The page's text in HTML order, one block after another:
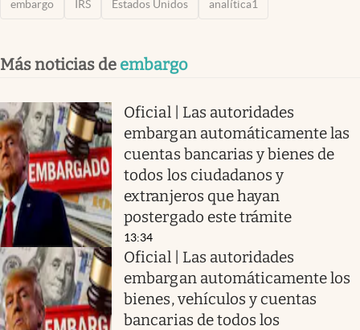
embargo IRS Estados Unidos analítica1
Más noticias de embargo
Oficial | Las autoridades
embargan automáticamente las
cuentas bancarias y bienes de
todos los ciudadanos y
extranjeros que hayan
postergado este trámite
13:34
Oficial | Las autoridades
embargan automáticamente los
bienes, vehículos y cuentas
bancarias de todos los